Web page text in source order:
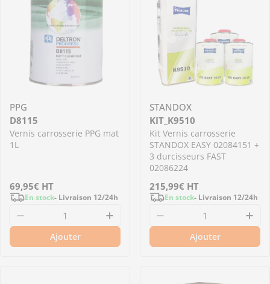
PPG
D8115
Vernis carrosserie PPG mat
1L
Prix
régulier
69,95€ HT
En stock- Livraison 12/24h
Diminuer la quantité pour D8115 - Vernis
Augmenter la quantité pour
Ajouter
STANDOX
KIT_K9510
Kit Vernis carrosserie
STANDOX EASY 02084151 +
3 durcisseurs FAST
02086224
Prix
régulier
215,99€ HT
En stock- Livraison 12/24h
Diminuer la quantité
Ajouter